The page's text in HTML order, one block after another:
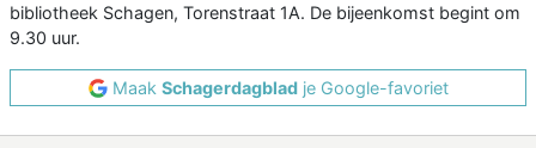
bibliotheek Schagen, Torenstraat 1A. De bijeenkomst begint om
9.30 uur.
Maak Schagerdagbladje Google-favoriet